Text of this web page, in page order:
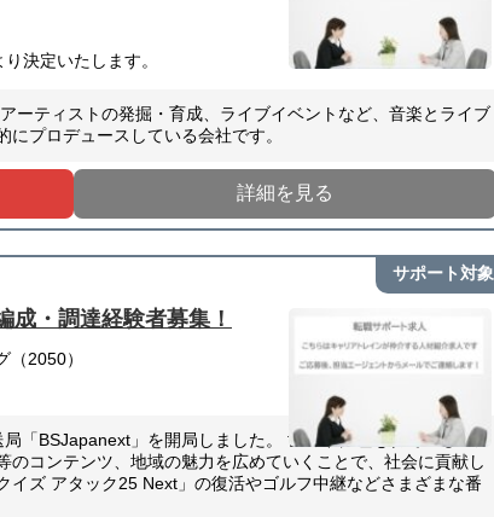
決定いたします。
ーティストの発掘・育成、ライブイベントなど、音楽とライブ
プロデュースしている会社です。
詳細を見る
サポート対象
成・調達経験者募集！
2050）
「BSJapanext」を開局しました。 世の中に埋もれているモノ
コンテンツ、地域の魅力を広めていくことで、社会に貢献し
イズ アタック25 Next」の復活やゴルフ中継などさまざまな番